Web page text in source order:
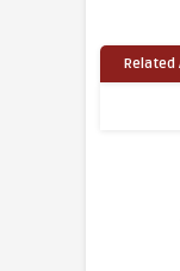
Related